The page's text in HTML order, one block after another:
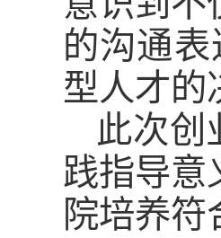
的沟通
型人才的
此次创
践指导
院培养